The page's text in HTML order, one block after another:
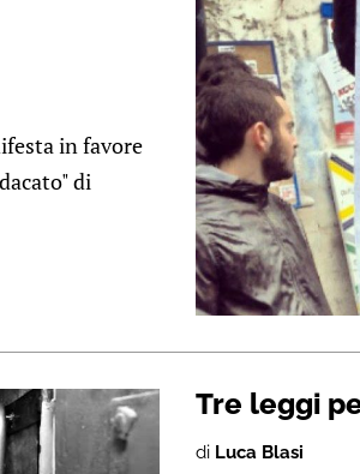
in favore
di
Tre leggi
di Luca Blasi